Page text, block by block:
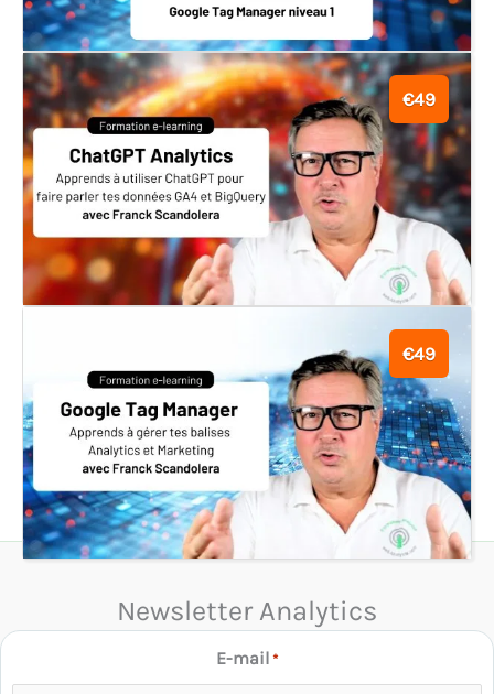
€49
€49
Newsletter Analytics
E-mail *